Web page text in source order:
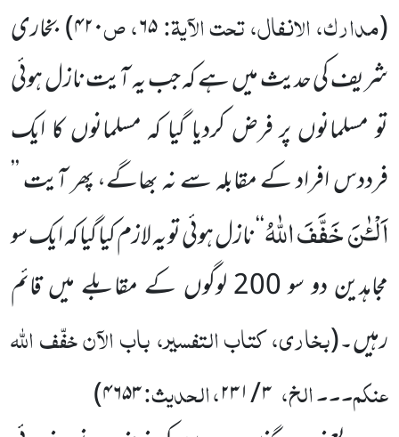
(مدارک، الانفال، تحت الآیۃ:۶۵، ص۴۲۰) بخاری
شریف کی حدیث میں ہے کہ جب یہ آیت نازل ہوئی
تو مسلمانوں پر فرض کردیا گیا کہ مسلمانوں کا ایک
فرددس افراد کے مقابلہ سے نہ بھاگے، پھر آیت ’’
اَلْـٰٔنَ خَفَّفَ اللّٰهُ‘‘ نازل ہوئی تو یہ لازم کیا گیا کہ ایک سو
مجاہدین دو سو 200 لوگوں کے مقابلے میں قائم
رہیں۔(بخاری، کتاب التفسیر، باب الآن خفّف اللہ
عنکم۔۔۔ الخ، ۳ / ۲۳۱ ، الحدیث:۴۶۵۳)